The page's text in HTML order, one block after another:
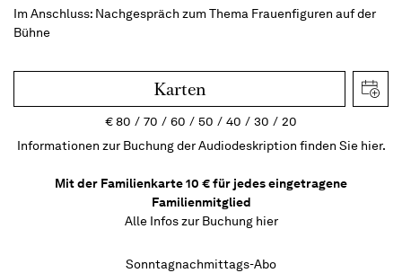
Im Anschluss: Nachgespräch zum Thema Frauenfiguren auf der
Bühne
Karten
€80 70 60 50 40 30
20
Informationen zur Buchung der Audiodeskription finden Sie hier.
Mit der Familienkarte 10 € für jedes eingetragene
Familienmitglied
Alle Infos zur Buchung hier
Sonntagnachmittags-Abo